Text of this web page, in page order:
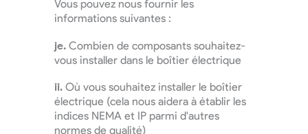
Vous pouvez nous fournir les
informations suivantes :
je. Combien de composants souhaitez-
vous installer dans le boîtier électrique
ii. Où vous souhaitez installer le boîtier
électrique (cela nous aidera à établir les
indices NEMA et IP parmi d'autres
normes de qualité)